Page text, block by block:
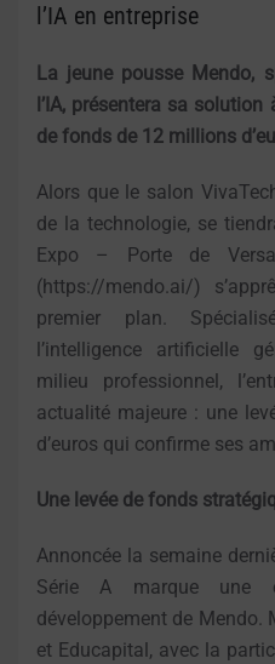
l’IA en entreprise
La jeune pousse Mendo,
l’IA, présentera sa
de fonds de 12 millions
Alors que le salon
de la technologie, se
Expo – Porte de
(https://mendo.ai/)
premier plan.
l’intelligence artificielle
milieu professionnel,
actualité majeure : une
d’euros qui confirme ses
Une levée de fonds
Annoncée la semaine
Série A marque une
développement de Mendo.
et Educapital, avec la